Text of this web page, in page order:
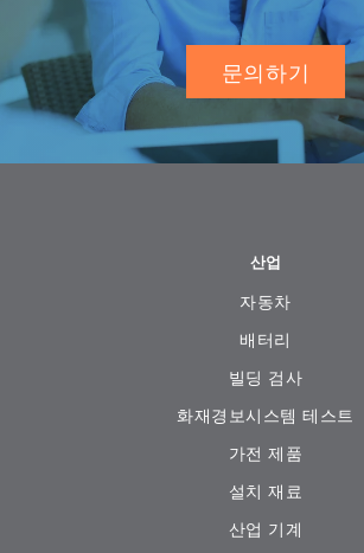
문의하기
산업
자동차
배터리
빌딩 검사
화재경보시스템 테스트
가전 ​​제품
설치 재료
산업 기계